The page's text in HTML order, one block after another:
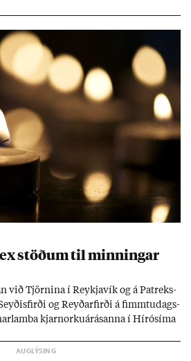
stöð­um til minn­ing­ar
við Tjörn­ina í Reykja­vík og á Pat­reks­
og Reyð­ar­firði á fimmtu­dags­
kjarn­orku­árás­anna í Hírósíma